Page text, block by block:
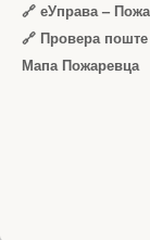
🔗 еУправа –
🔗 Провера поште
Мапа Пожаревца